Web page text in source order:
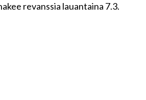
revanssia lauantaina 7.3.